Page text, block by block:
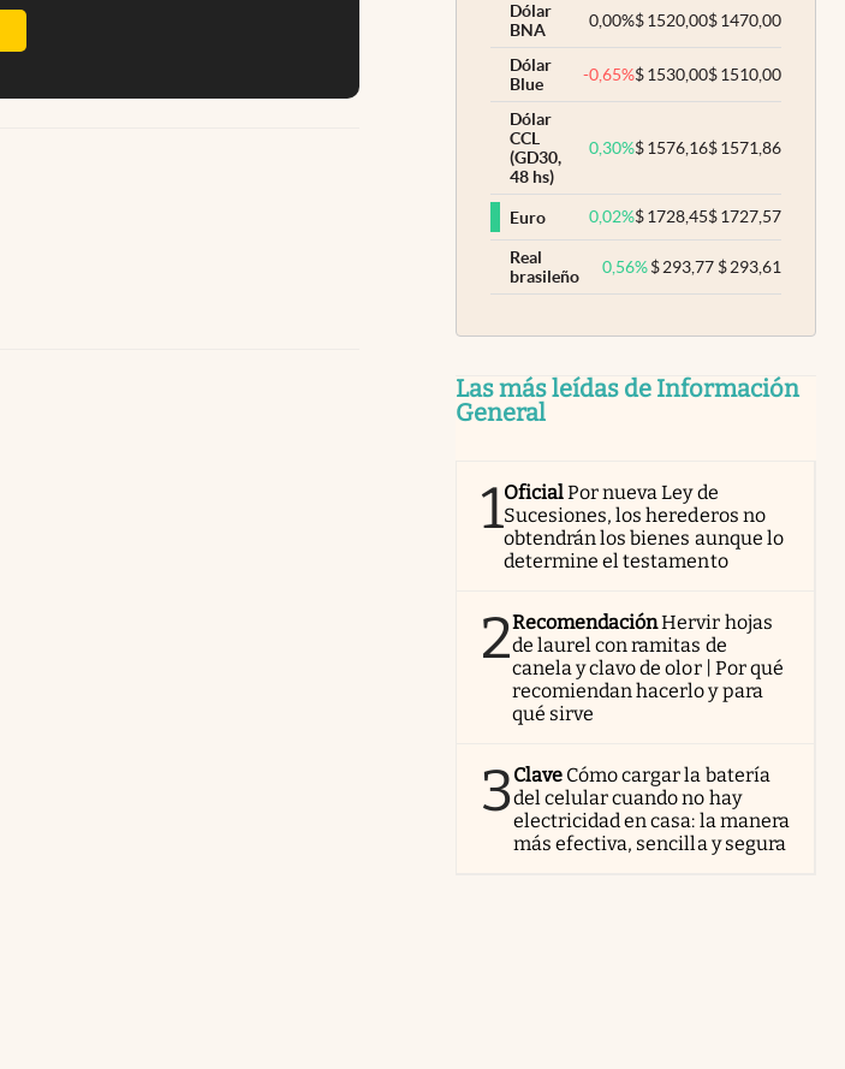
Dólar
BNA
0,00%$1520,00$1470,00
Dólar
Blue
-0,65%$1530,00$1510,00
Dólar
CCL
(GD30,
48 hs)
0,30%$1576,16$1571,86
Euro 0,02%$1728,45$1727,57
Real
brasileño
0,56% $293,77 $293,61
Las más leídas de Información
General
1OficialPor nueva Ley de
Sucesiones, los herederos no
obtendrán los bienes aunque lo
determine el testamento
2RecomendaciónHervir hojas
de laurel con ramitas de
canela y clavo de olor | Por qué
recomiendan hacerlo y para
qué sirve
3Clave Cómo cargar la batería
del celular cuando no hay
electricidad en casa: la manera
más efectiva, sencilla y segura